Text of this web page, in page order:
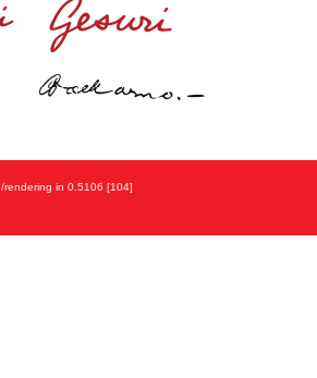
/rendering in 0.5106 [104]